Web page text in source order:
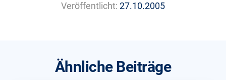
Veröffentlicht: 27.10.2005
Ähnliche Beiträge